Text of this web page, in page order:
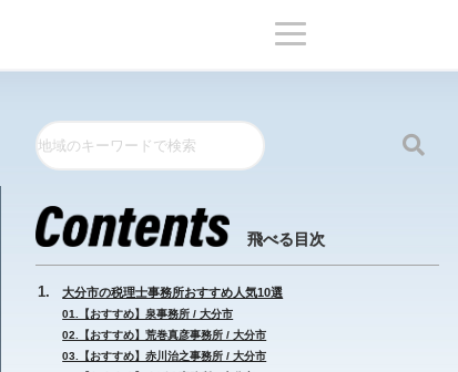
大分市の税理士事務所おすすめ人気10選
01.【おすすめ】泉事務所 / 大分市
02.【おすすめ】荒巻真彦事務所 / 大分市
03.【おすすめ】赤川治之事務所 / 大分市